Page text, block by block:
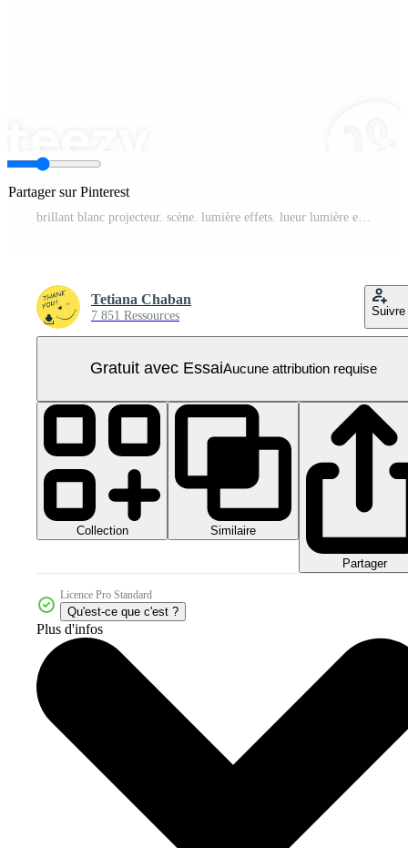
Partager sur Pinterest
Tetiana Chaban
7 851 Ressources Suivre
Gratuit avec EssaiAucune attribution requise
Collection Similaire
Partager
Licence Pro Standard
Qu'est-ce que c'est ?
Plus d'infos